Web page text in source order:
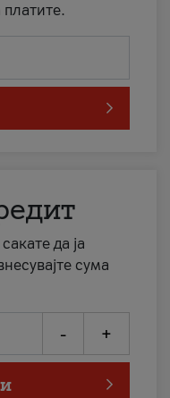
платите.
да ја
сума
- +